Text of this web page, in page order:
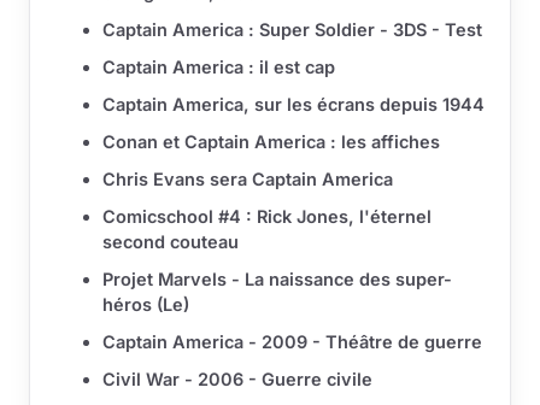
Captain America : Super Soldier - 3DS - Test
Captain America : il est cap
Captain America, sur les écrans depuis 1944
Conan et Captain America : les affiches
Chris Evans sera Captain America
Comicschool #4 : Rick Jones, l'éternel
second couteau
Projet Marvels - La naissance des super-
héros (Le)
Captain America - 2009 - Théâtre de guerre
Civil War - 2006 - Guerre civile